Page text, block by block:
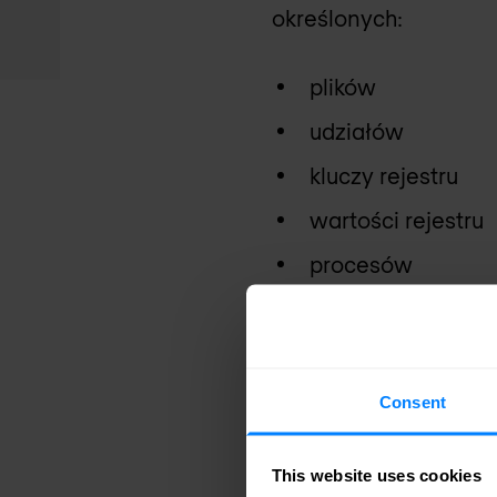
Consent
This website uses cookies
określonych:
plików
udziałów
kluczy rejestru
wartości rejestru
procesów